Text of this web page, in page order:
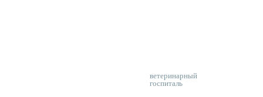
ветеринарный
госпиталь